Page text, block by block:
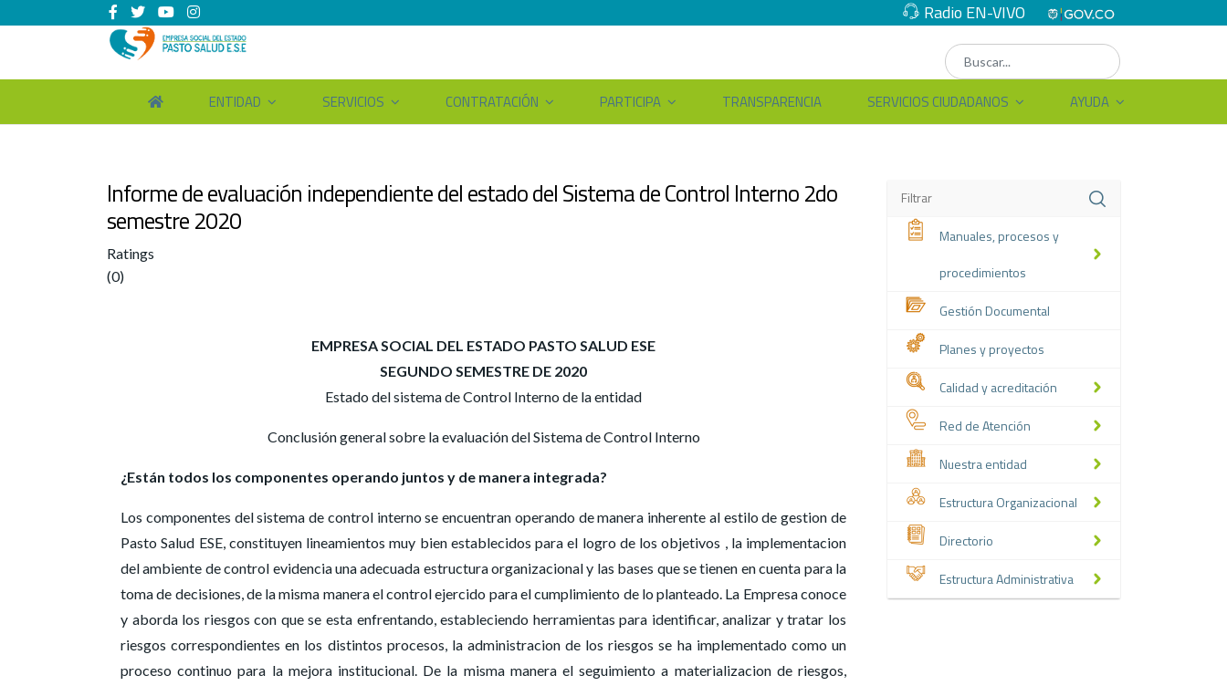
Radio EN-VIVO
ENTIDAD SERVICIOS CONTRATACIÓN PARTICIPA TRANSPARENCIA SERVICIOS CIUDADANOS AYUDA
Informe de evaluación independiente del estado del Sistema de Control Interno 2do
semestre 2020
Ratings
(0)
EMPRESA SOCIAL DEL ESTADO PASTO SALUD ESE
SEGUNDO SEMESTRE DE 2020
Estado del sistema de Control Interno de la entidad
Conclusión general sobre la evaluación del Sistema de Control Interno
¿Están todos los componentes operando juntos y de manera integrada?
Los componentes del sistema de control interno se encuentran operando de manera inherente al estilo de gestion de
Pasto Salud ESE, constituyen lineamientos muy bien establecidos para el logro de los objetivos , la implementacion
del ambiente de control evidencia una adecuada estructura organizacional y las bases que se tienen en cuenta para la
toma de decisiones, de la misma manera el control ejercido para el cumplimiento de lo planteado. La Empresa conoce
y aborda los riesgos con que se esta enfrentando, estableciendo herramientas para identificar, analizar y tratar los
riesgos correspondientes en los distintos procesos, la administracion de los riesgos se ha implementado como un
proceso continuo para la mejora institucional. De la misma manera el seguimiento a materializacion de riesgos,
Manuales, procesos y
procedimientos
Gestión Documental
Planes y proyectos
Calidad y acreditación
Red de Atención
Nuestra entidad
Estructura Organizacional
Directorio
Estructura Administrativa